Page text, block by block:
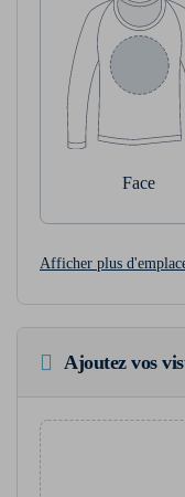
Face
Afficher plus
Ajoutez vos